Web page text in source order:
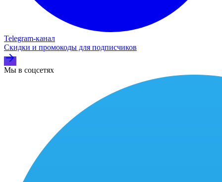
Telegram‑канал
Скидки и промокоды для подписчиков
Мы в соцсетях